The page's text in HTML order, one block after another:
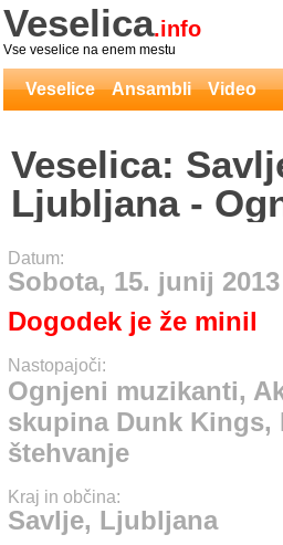
Veselica.info
Vse veselice na enem mestu
Veselice Ansambli Video
Veselica:
Ljubljana -
muzikanti,
skupina Dunk
Posavsko
Datum:
Sobota, 15. junij 2013
Dogodek je že minil
Nastopajoči:
Ognjeni muzikanti,
skupina Dunk Kings,
štehvanje
Kraj in občina:
Savlje, Ljubljana